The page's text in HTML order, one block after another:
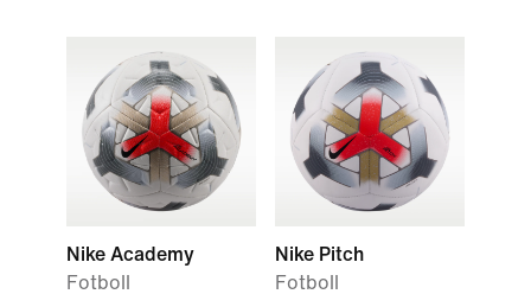
Nike Academy
Fotboll
Nike Pitch
Fotboll